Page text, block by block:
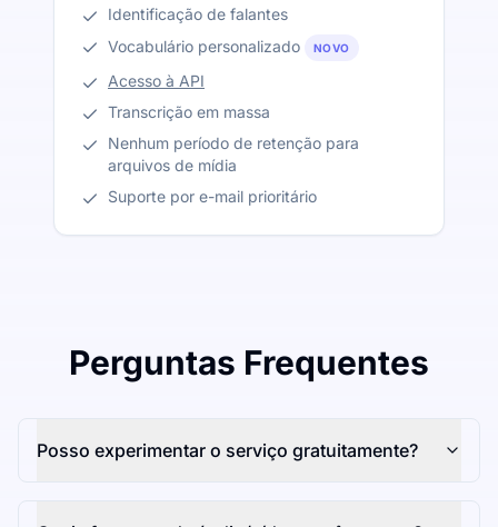
Identificação de falantes
Vocabulário personalizado
NOVO
Acesso à API
Transcrição em massa
Nenhum período de retenção para
arquivos de mídia
Suporte por e-mail prioritário
Perguntas Frequentes
Posso experimentar o serviço gratuitamente?